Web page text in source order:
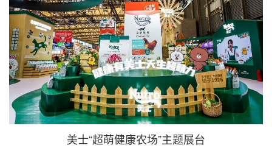
美士“超萌健康农场”主题展台